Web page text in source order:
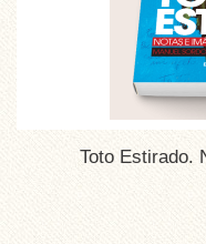
Toto Estirado.